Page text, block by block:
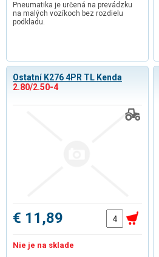
Pneumatika je určená na prevádzku
na malých vozíkoch bez rozdielu
podkladu.
Ostatní K276 4PR TL Kenda
2.80/2.50-4
€ 11,89
Nie je na sklade